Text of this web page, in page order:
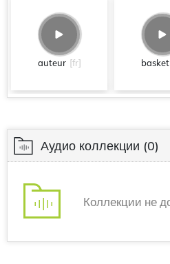
auteur [fr] basket
Аудио коллекции (0)
Коллекции не